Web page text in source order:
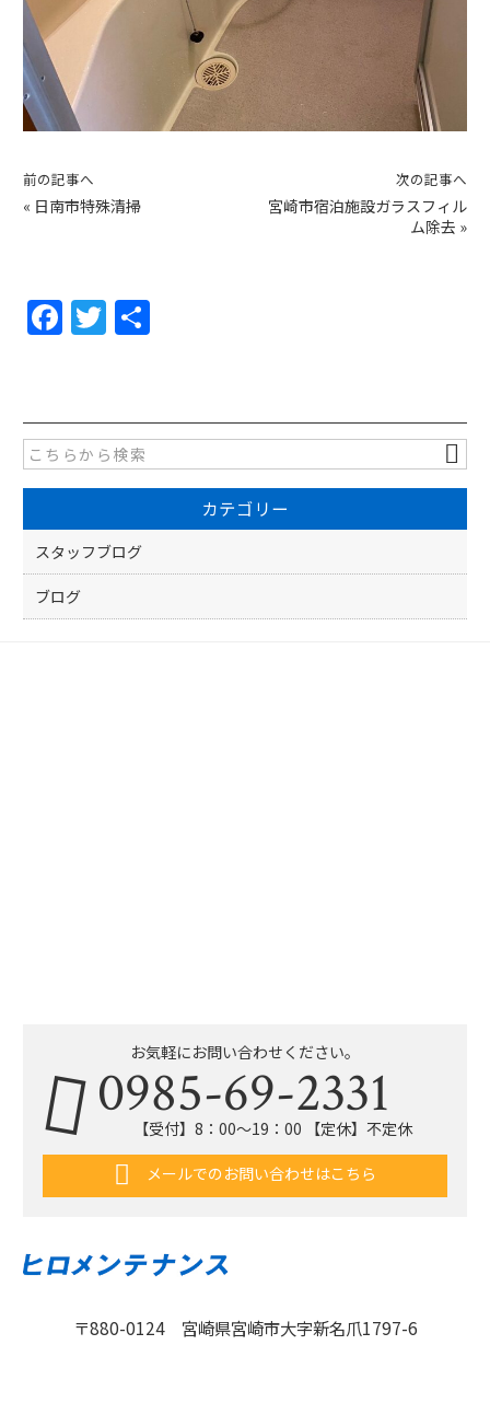
前の記事へ
« 日南市特殊清掃
次の記事へ
宮崎市宿泊施設ガラスフィル
ム除去 »
F
a
e
b
o
o
k
T
w
er
カテゴリー
スタッフブログ
ブログ
〒880-0124 宮崎県宮崎市大字新名爪1797-6
お気軽にお問い合わせください。
0985-69-2331
【受付】8：00〜19：00 【定休】不定休
メールでのお問い合わせはこちら